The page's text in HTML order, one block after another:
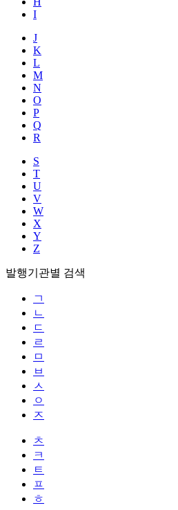
I
J
K
L
M
N
O
P
Q
R
S
T
U
V
W
X
Y
Z
발행기관별 검색
ㄱ
ㄴ
ㄷ
ㄹ
ㅁ
ㅂ
ㅅ
ㅇ
ㅈ
ㅊ
ㅋ
ㅌ
ㅍ
ㅎ